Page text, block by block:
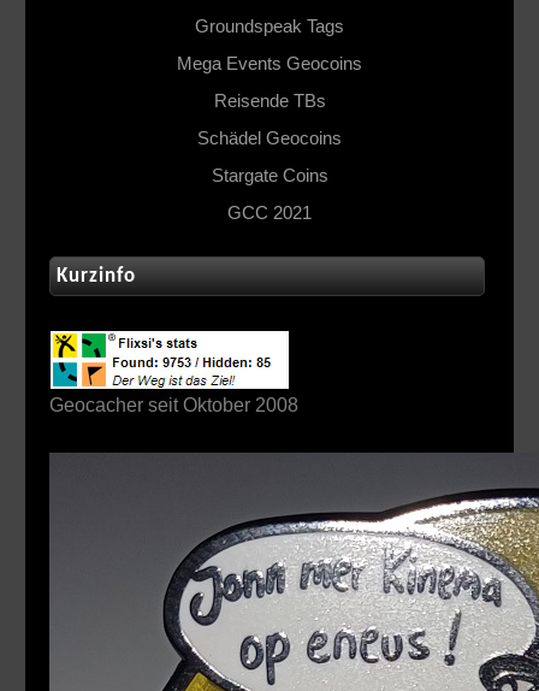
Groundspeak Tags
Mega Events Geocoins
Reisende TBs
Schädel Geocoins
Stargate Coins
GCC 2021
Kurzinfo
Geocacher seit Oktober 2008